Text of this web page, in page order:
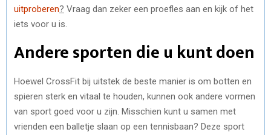
uitproberen? Vraag dan zeker een proefles aan en kijk of het
iets voor u is.
Andere sporten die u kunt doen
Hoewel CrossFit bij uitstek de beste manier is om botten en
spieren sterk en vitaal te houden, kunnen ook andere vormen
van sport goed voor u zijn. Misschien kunt u samen met
vrienden een balletje slaan op een tennisbaan? Deze sport